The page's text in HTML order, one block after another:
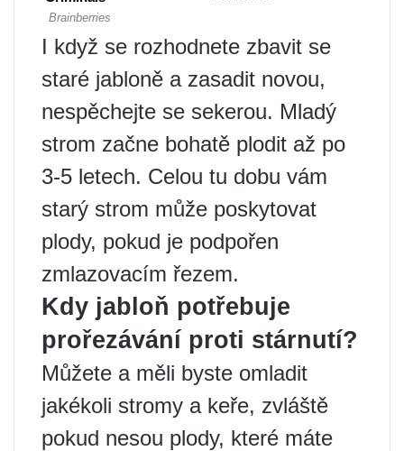
I když se rozhodnete zbavit se
staré jabloně a zasadit novou,
nespěchejte se sekerou. Mladý
strom začne bohatě plodit až po
3-5 letech. Celou tu dobu vám
starý strom může poskytovat
plody, pokud je podpořen
zmlazovacím řezem.
Kdy jabloň potřebuje
prořezávání proti stárnutí?
Můžete a měli byste omladit
jakékoli stromy a keře, zvláště
pokud nesou plody, které máte